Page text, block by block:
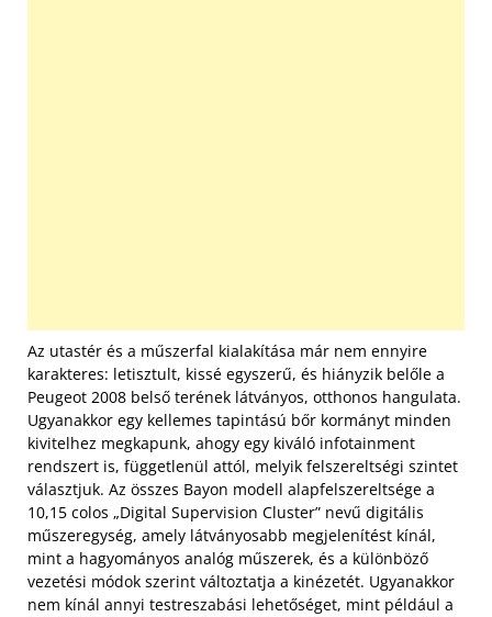
Az utastér és a műszerfal kialakítása már nem ennyire
karakteres: letisztult, kissé egyszerű, és hiányzik belőle a
Peugeot 2008 belső terének látványos, otthonos hangulata.
Ugyanakkor egy kellemes tapintású bőr kormányt minden
kivitelhez megkapunk, ahogy egy kiváló infotainment
rendszert is, függetlenül attól, melyik felszereltségi szintet
választjuk. Az összes Bayon modell alapfelszereltsége a
10,15 colos „Digital Supervision Cluster” nevű digitális
műszeregység, amely látványosabb megjelenítést kínál,
mint a hagyományos analóg műszerek, és a különböző
vezetési módok szerint változtatja a kinézetét. Ugyanakkor
nem kínál annyi testreszabási lehetőséget, mint például a